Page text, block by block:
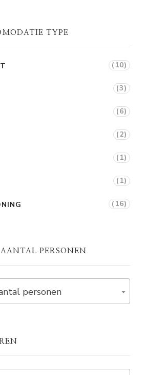
TYPE
(10)
(3)
(6)
(2)
(1)
(1)
(16)
PERSONEN
personen